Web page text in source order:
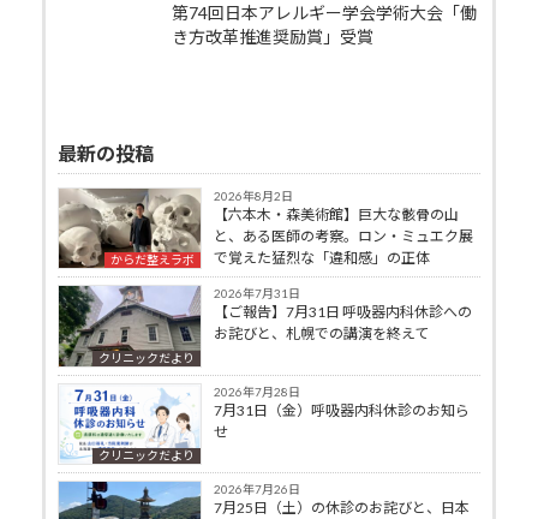
第74回日本アレルギー学会学術大会「働
き方改革推進奨励賞」受賞
最新の投稿
からだ整えラボ
2026年8月2日
【六本木・森美術館】巨大な骸骨の山
と、ある医師の考察。ロン・ミュエク展
で覚えた猛烈な「違和感」の正体
クリニックだより
2026年7月31日
【ご報告】7月31日 呼吸器内科休診への
お詫びと、札幌での講演を終えて
クリニックだより
2026年7月28日
7月31日（金）呼吸器内科休診のお知ら
せ
2026年7月26日
7月25日（土）の休診のお詫びと、日本